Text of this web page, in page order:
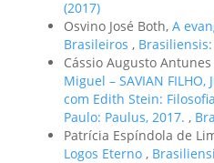
(2017)
Osvino José Both, A
Brasileiros ,
Cássio Augusto Antunes
Miguel – SAVIAN
com Edith Stein:
Paulo: Paulus, 2017. ,
Patrícia Espíndola de
Logos Eterno ,